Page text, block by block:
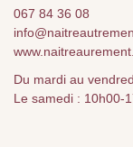
067 84 36 08
Du mardi au
Le samedi : 10h00-